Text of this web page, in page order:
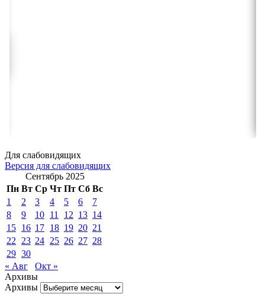
Для слабовидящих
Версия для слабовидящих
Сентябрь 2025
Пн Вт Ср Чт Пт Сб Вс
1
2 3 4 5 6
7
8
9 10 11 12 13 14
15 16 17 18 19 20 21
22
23 24 25 26 27 28
29 30
« Авг
Окт »
Архивы
Архивы